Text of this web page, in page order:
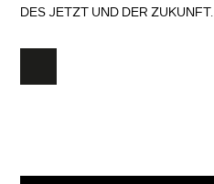
DES JETZT UND DER ZUKUNFT.